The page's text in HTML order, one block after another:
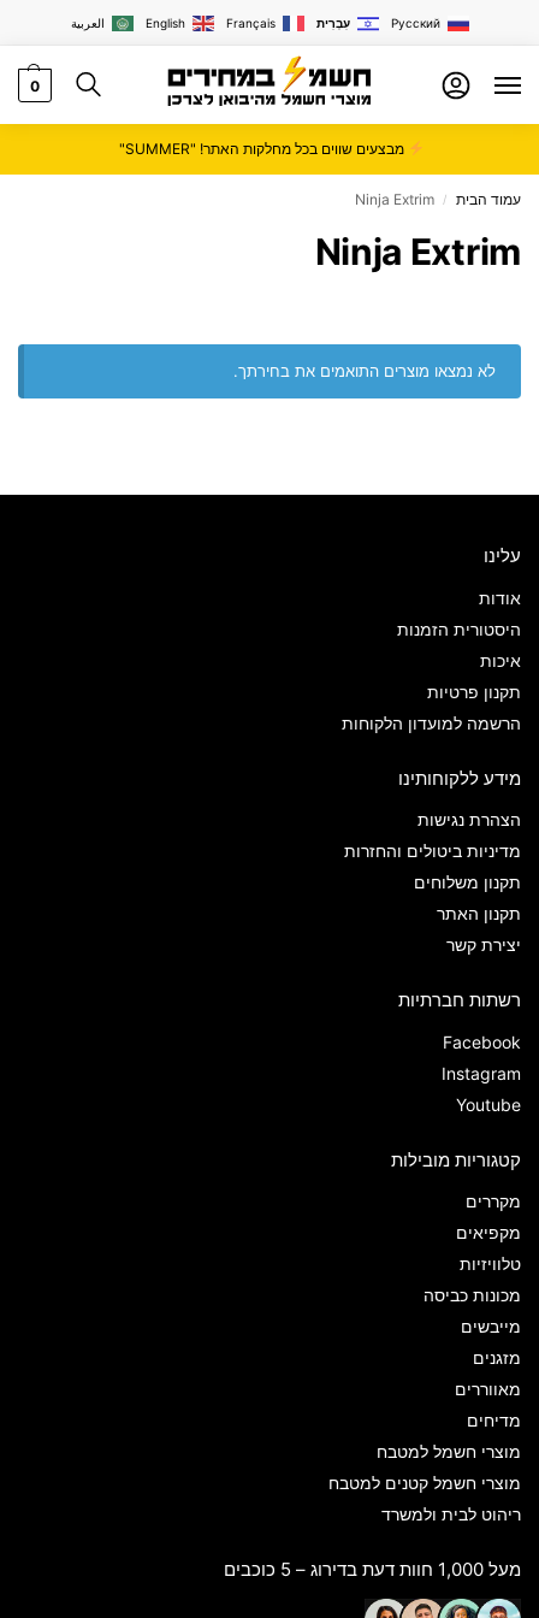
العربية English Français עִבְרִית Русский
0
מבצעים שווים בכל מחלקות האתר! "SUMMER"
עמוד הבית /
Ninja Extrim
Ninja Extrim
לא נמצאו מוצרים התואמים את בחירתך.
עלינו
אודות
היסטורית הזמנות
איכות
תקנון פרטיות
הרשמה למועדון הלקוחות
מידע ללקוחותינו
הצהרת נגישות
מדיניות ביטולים והחזרות
תקנון משלוחים
תקנון האתר
יצירת קשר
רשתות חברתיות
Facebook
Instagram
Youtube
קטגוריות מובילות
מקררים
מקפיאים
טלוויזיות
מכונות כביסה
מייבשים
מזגנים
מאווררים
מדיחים
מוצרי חשמל למטבח
מוצרי חשמל קטנים למטבח
ריהוט לבית ולמשרד
מעל 1,000 חוות דעת בדירוג – 5 כוכבים